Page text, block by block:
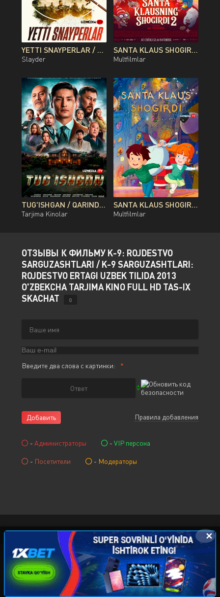
YETTI SNAYPERLAR / 7 SNAYPER PREMYERA AVSTRALIYA FILMI UZBEK TILIDA O'ZBEKCHA 2026 TARJIMA KINO FULL HD TAS-IX SKACHAT
Slayder
SANTA KLAUS SHOGIRDI 2 MULTFILM UZBEK TILIDA O'ZBEKCHA 2013 TARJIMA KINO FULL HD TAS-IX SKACHAT
Multfilmlar
TUG'ISHGAN / QARINDOSH / QONDOSH / OG'AYNI QOZOG'ISTON FILMI UZBEK TILIDA O'ZBEKCHA 2026 TARJIMA KINO FULL HD TAS-IX SKACHAT
Tarjima Kinolar
SANTA KLAUS SHOGIRDI MULTFILM UZBEK TILIDA O'ZBEKCHA 2010 TARJIMA KINO FULL HD TAS-IX SKACHAT
Multfilmlar
ОТЗЫВЫ К ФИЛЬМУ K-9: ROJDESTVO
SARGUZASHTLARI / K-9 SARGUZASHTLARI:
ROJDESTVO ERTAGI UZBEK TILIDA 2013
O'ZBEKCHA TARJIMA KINO FULL HD TAS-IX
SKACHAT
0
Введите два слова с картинки:
Добавить Правила добавления
- Администраторы - VIP персона
- Посетители - Модераторы
© 2015-2026 KINOCHAT.NET, Права на фильмы
принадлежат их авторам. Все фильмы представлены
только для ознакомления. Любой фильмбудет удален
правообладателя. Администрация:kinolarcom@mail.ru
@uzfilms
✕